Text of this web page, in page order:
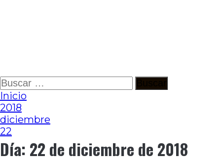
Ir
al
contenido
Buscar:
Inicio
2018
diciembre
22
Día: 22 de diciembre de 2018